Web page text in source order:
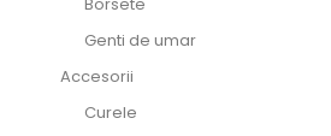
Genti de umar
Accesorii
Curele